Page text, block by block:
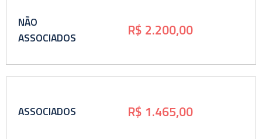
ASSOCIADOS R$ 1.465,00
NÃO
ASSOCIADOS
R$ 2.200,00